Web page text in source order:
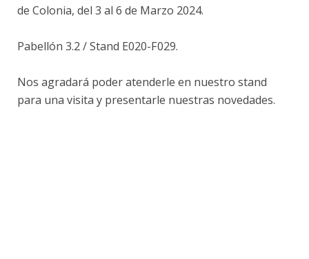
de Colonia, del 3 al 6 de Marzo 2024.
Pabellón 3.2 / Stand E020-F029.
Nos agradará poder atenderle en nuestro stand
para una visita y presentarle nuestras novedades.